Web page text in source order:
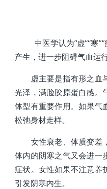
中医学认为“虚”“寒”“
产生，进一步阻碍气血运
虚主要是指有形之血与
光泽，满脸胶原蛋白感。
体型有重要作用。如果气
松弛身材走样。
女性衰老、体质变差，
体内的阴寒之气又会进一
症状。女性如果不注意养
引发阴寒内生。